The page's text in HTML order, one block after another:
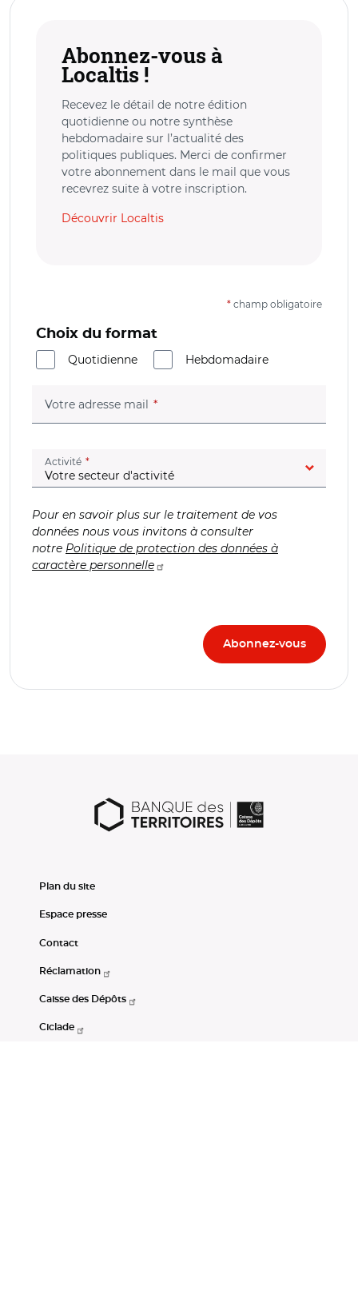
Abonnez-vous à
Localtis !
Recevez le détail de notre édition
quotidienne ou notre synthèse
hebdomadaire sur l’actualité des
politiques publiques. Merci de confirmer
votre abonnement dans le mail que vous
recevrez suite à votre inscription.
Découvrir Localtis
* champ obligatoire
Choix du format
Quotidienne
Hebdomadaire
Votre adresse mail (champ obligatoire)
Activité (champ obligatoire)
Pour en savoir plus sur le traitement de vos
données nous vous invitons à consulter
notre Politique de protection des données à
caractère personnelle
Plan du site
Espace presse
Contact
Réclamation
Caisse des Dépôts
Ciclade